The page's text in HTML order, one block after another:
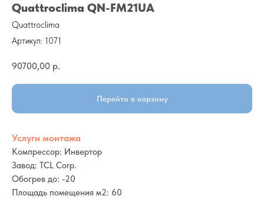
Quattroclima QN-FM21UA
Quattroclima
Артикул: 1071
90700,00 р.
Перейти в корзину
Услуги монтажа
Компрессор: Инвертор
Завод: TCL Corp.
Обогрев до: -20
Площадь помещения м2: 60